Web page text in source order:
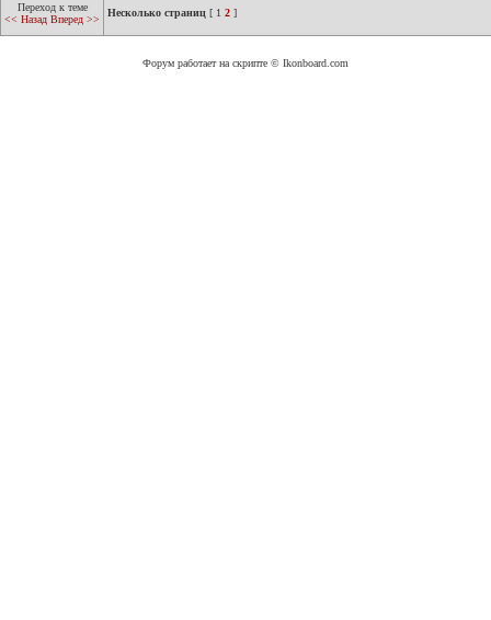
Переход к теме
<< Назад Вперед >>
Несколько страниц [ 1 2 ]
Форум работает на скрипте © Ikonboard.com